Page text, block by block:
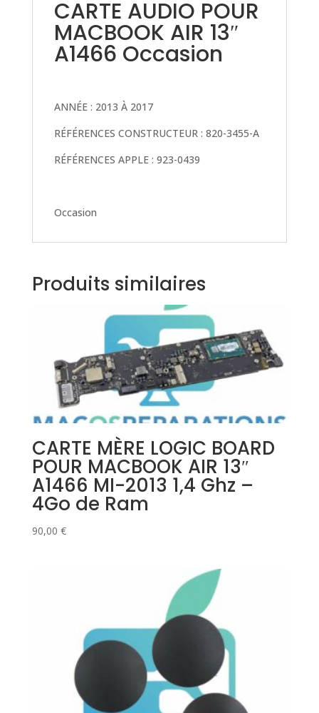
CARTE AUDIO POUR
MACBOOK AIR 13″
A1466 Occasion
ANNÉE : 2013 À 2017
RÉFÉRENCES CONSTRUCTEUR : 820-3455-A
RÉFÉRENCES APPLE : 923-0439
Occasion
Produits similaires
CARTE MÈRE LOGIC BOARD
POUR MACBOOK AIR 13″
A1466 MI-2013 1,4 Ghz –
4Go de Ram
90,00 €